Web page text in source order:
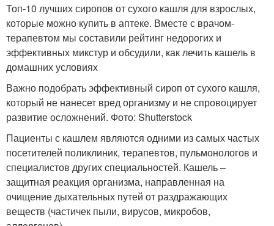
Топ-10 лучших сиропов от сухого кашля для взрослых,
которые можно купить в аптеке. Вместе с врачом-
терапевтом мы составили рейтинг недорогих и
эффективных микстур и обсудили, как лечить кашель в
домашних условиях
Важно подобрать эффективный сироп от сухого кашля,
который не нанесет вред организму и не спровоцирует
развитие осложнений. Фото: Shutterstock
Пациенты с кашлем являются одними из самых частых
посетителей поликлиник, терапевтов, пульмонологов и
специалистов других специальностей. Кашель –
защитная реакция организма, направленная на
очищение дыхательных путей от раздражающих
веществ (частичек пыли, вирусов, микробов,